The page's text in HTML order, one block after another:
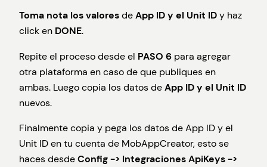
Toma nota los valoresdeApp ID y el Unit IDy haz
click en DONE.
Repite el proceso desde el PASO 6 para agregar
otra plataforma en caso de que publiques en
ambas. Luego copia los datos deApp ID y el Unit ID
nuevos.
Finalmente copia y pega los datos de App ID y el
Unit ID en tu cuenta de MobAppCreator, esto se
haces desdeConfig -> Integraciones ApiKeys ->